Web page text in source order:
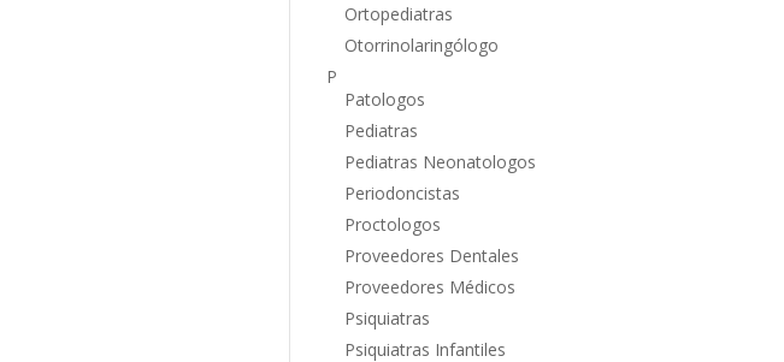
Ortopediatras
Otorrinolaringólogo
P
Patologos
Pediatras
Pediatras Neonatologos
Periodoncistas
Proctologos
Proveedores Dentales
Proveedores Médicos
Psiquiatras
Psiquiatras Infantiles